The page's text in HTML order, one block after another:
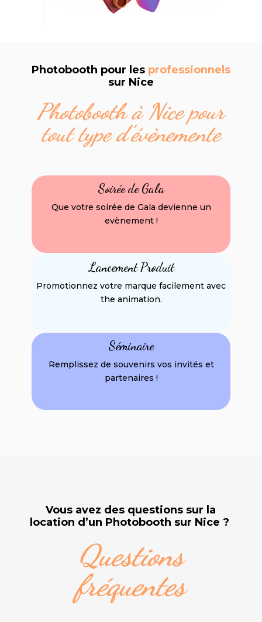
Photobooth pour les professionnels
sur Nice
Photobooth à Nice pour
tout type d’évènemente
Soirée de Gala
Que votre soirée de Gala devienne un
evènement !
Lancement Produit
Promotionnez votre marque facilement avec
the animation.
Séminaire
Remplissez de souvenirs vos invités et
partenaires !
Vous avez des questions sur la
location d’un Photobooth sur Nice ?
Questions
fréquentes